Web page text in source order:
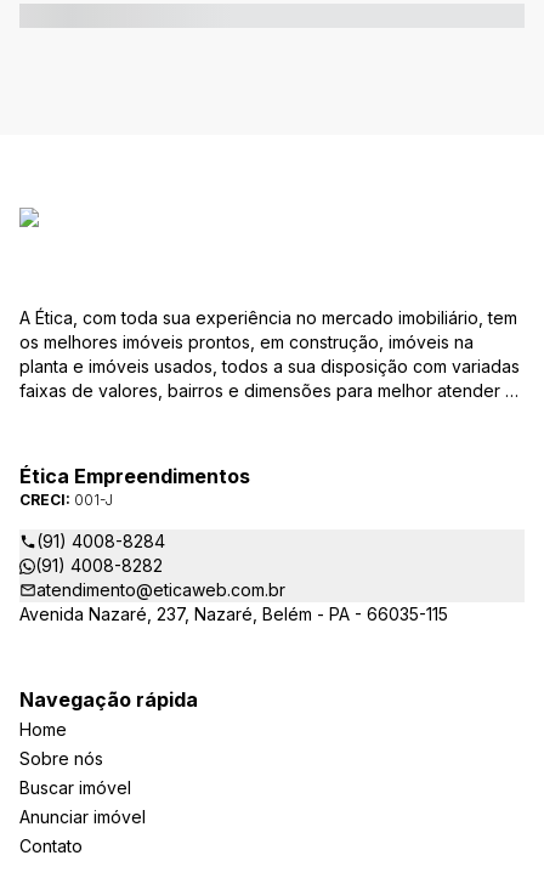
A Ética, com toda sua experiência no mercado imobiliário, tem
os melhores imóveis prontos, em construção, imóveis na
planta e imóveis usados, todos a sua disposição com variadas
faixas de valores, bairros e dimensões para melhor atender as
sempre prontos para responder-lhe todas as suas dúvidas
sobre casas, apartamentos, terrenos, salas comerciais e
outros produtos imobiliários.
Ética Empreendimentos
CRECI: 001-J
(91) 4008-8284
(91) 4008-8282
atendimento@eticaweb.com.br
Avenida Nazaré, 237, Nazaré, Belém - PA - 66035-115
Navegação rápida
Home
Sobre nós
Buscar imóvel
Anunciar imóvel
Contato